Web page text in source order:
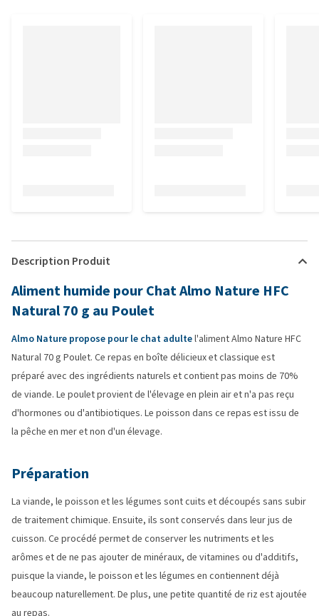
Description Produit
Aliment humide pour Chat Almo Nature HFC
Natural 70 g au Poulet
Almo Nature propose pour le chat adultel'aliment Almo Nature HFC
Natural 70 g Poulet. Ce repas en boîte délicieux et classique est
préparé avec des ingrédients naturels et contient pas moins de 70%
de viande. Le poulet provient de l'élevage en plein air et n'a pas reçu
d'hormones ou d'antibiotiques. Le poisson dans ce repas est issu de
la pêche en mer et non d'un élevage.
Préparation
La viande, le poisson et les légumes sont cuits et découpés sans subir
de traitement chimique. Ensuite, ils sont conservés dans leur jus de
cuisson. Ce procédé permet de conserver les nutriments et les
arômes et de ne pas ajouter de minéraux, de vitamines ou d'additifs,
puisque la viande, le poisson et les légumes en contiennent déjà
beaucoup naturellement. De plus, une petite quantité de riz est ajoutée
au repas.